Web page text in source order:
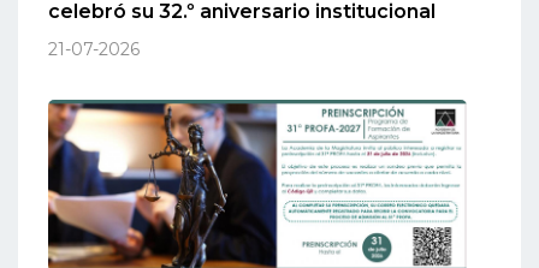
celebró su 32.º aniversario institucional
21-07-2026